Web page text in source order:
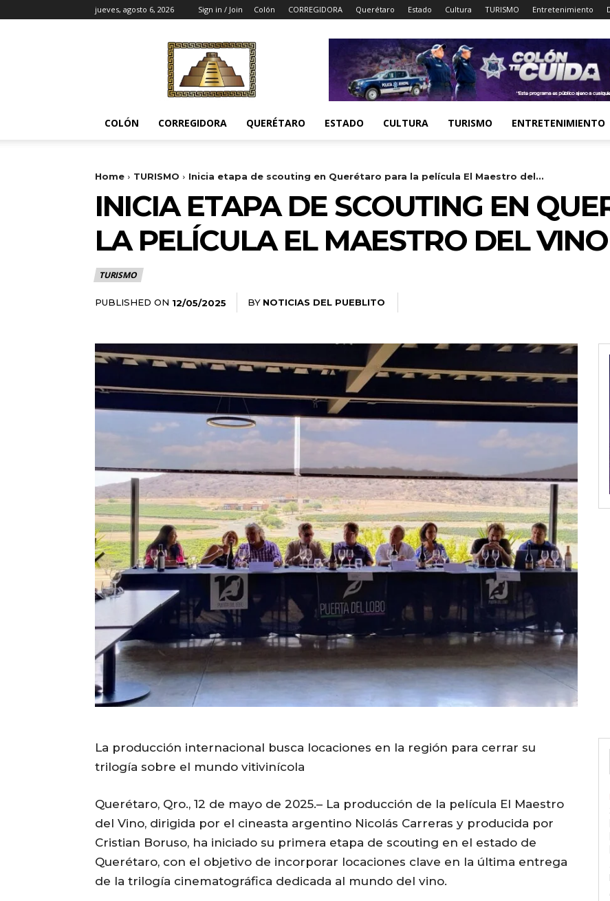
jueves, agosto 6, 2026 Sign in / Join Colón CORREGIDORA Querétaro Estado Cultura TURISMO Entretenimiento
Noticias
del
Pueblito
COLÓN CORREGIDORA QUERÉTARO ESTADO CULTURA TURISMO ENTRETENIMIENTO
Home TURISMO Inicia etapa de scouting en Querétaro para la película El Maestro del...
INICIA ETAPA DE SCOUTING EN
LA PELÍCULA EL MAESTRO DEL VINO
TURISMO
PUBLISHED ON 12/05/2025 BY NOTICIAS DEL PUEBLITO
La producción internacional busca locaciones en la región para cerrar su
trilogía sobre el mundo vitivinícola
Querétaro, Qro., 12 de mayo de 2025.– La producción de la película El Maestro
del Vino, dirigida por el cineasta argentino Nicolás Carreras y producida por
Cristian Boruso, ha iniciado su primera etapa de scouting en el estado de
Querétaro, con el objetivo de incorporar locaciones clave en la última entrega
de la trilogía cinematográfica dedicada al mundo del vino.